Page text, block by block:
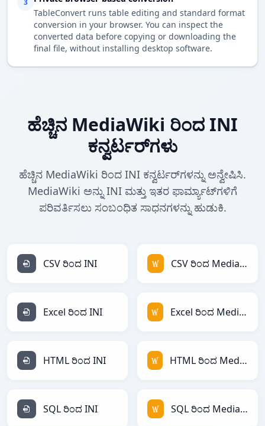
3
TableConvert runs table editing and standard format
conversion in your browser. You can inspect the
converted data before copying or downloading the
final file, without installing desktop software.
ಹೆಚ್ಚಿನ MediaWiki ರಿಂದ INI
ಕನ್ವರ್ಟರ್‌ಗಳು
ಹೆಚ್ಚಿನ MediaWiki ರಿಂದ INI ಕನ್ವರ್ಟರ್‌ಗಳನ್ನು ಅನ್ವೇಷಿಸಿ.
MediaWiki ಅನ್ನು INI ಮತ್ತು ಇತರ ಫಾರ್ಮ್ಯಾಟ್‌ಗಳಿಗೆ
ಪರಿವರ್ತಿಸಲು ಸಂಬಂಧಿತ ಸಾಧನಗಳನ್ನು ಹುಡುಕಿ.
CSV ರಿಂದ INI CSV ರಿಂದ MediaWiki
Excel ರಿಂದ INI Excel ರಿಂದ MediaWiki
HTML ರಿಂದ INI HTML ರಿಂದ MediaWiki
SQL ರಿಂದ INI SQL ರಿಂದ MediaWiki